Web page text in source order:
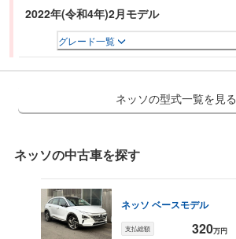
2022年(令和4年)2月モデル
グレード一覧
ネッソの型式一覧を見る
ネッソの中古車を探す
ネッソ ベースモデル
支払総額 320万円